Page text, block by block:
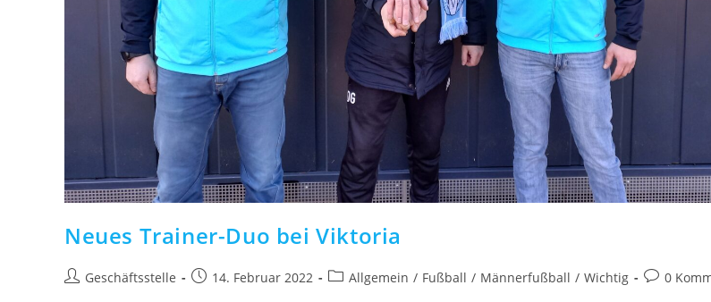
Neues Trainer-Duo bei Viktoria
Geschäftsstelle 14. Februar 2022 Allgemein / Fußball / Männerfußball / Wichtig 0